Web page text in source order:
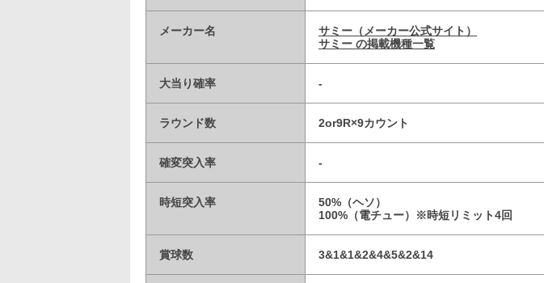
メーカー名
サミー（メーカー公式サイト）
サミー の掲載機種一覧
大当り確率 -
ラウンド数 2or9R×9カウント
確変突入率 -
時短突入率
50%（ヘソ）
100%（電チュー）※時短リミット4回
賞球数 3&1&1&2&4&5&2&14